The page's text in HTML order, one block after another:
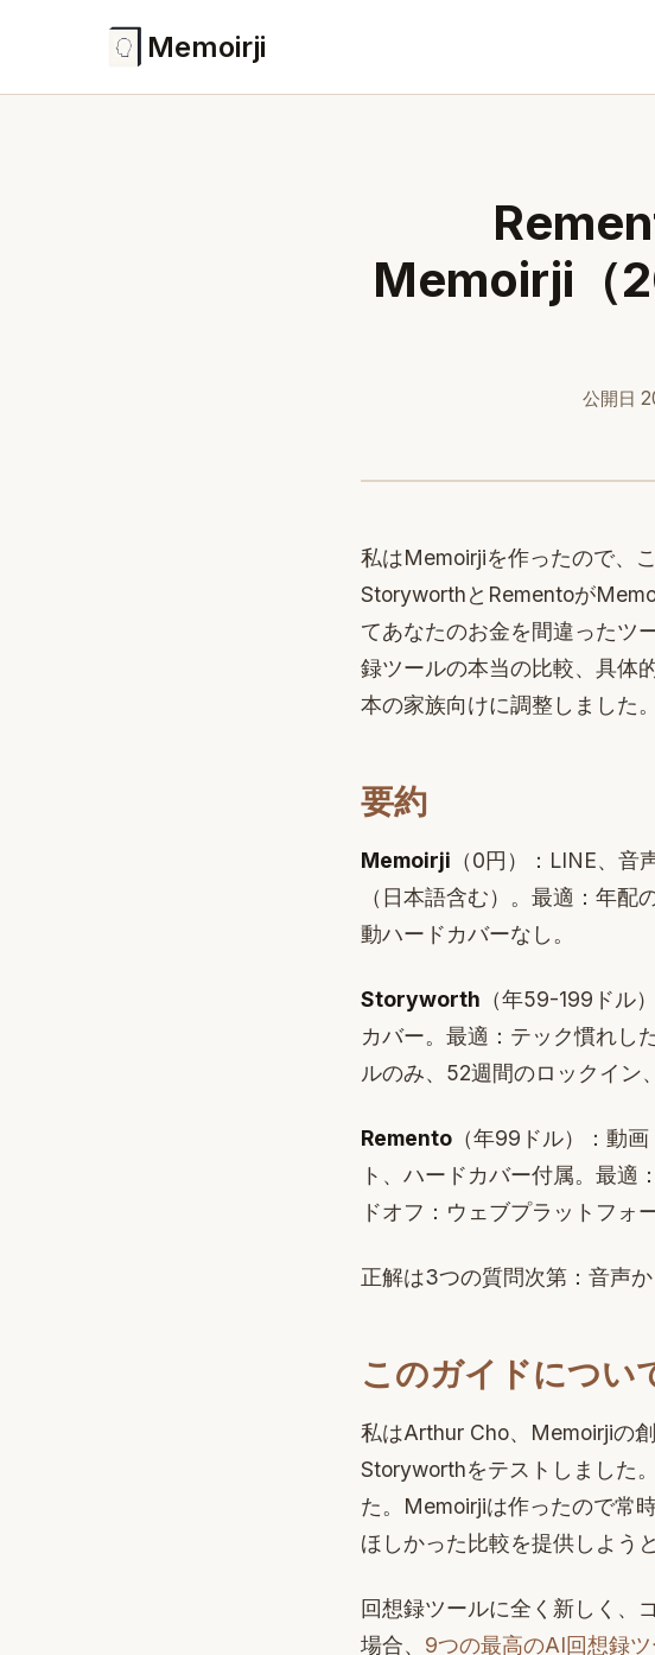
Memoirji
Memoirji（
公開日
私はMemoirjiを作ったので、
StoryworthとRementoが
てあなたのお金を間違ったツ
録ツールの本当の比較、具体
本の家族向けに調整しました。
要約
Memoirji （0円）：LINE、音
（日本語含む）。最適：年
動ハードカバーなし。
Storyworth （年59-199ドル
カバー。最適：テック慣れし
ルのみ、52週間のロックイン
Remento （年99ドル）：動
ト、ハードカバー付属。最適
ドオフ：ウェブプラットフォ
正解は3つの質問次第：音声
このガイドについ
私はArthur Cho、Memoirjiの
Storyworthをテストしました
た。Memoirjiは作ったので常
ほしかった比較を提供しよう
回想録ツールに全く新しく、
場合、 9つの最高のAI回想録